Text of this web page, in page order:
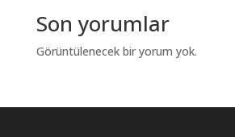
Son yorumlar
Görüntülenecek bir yorum yok.